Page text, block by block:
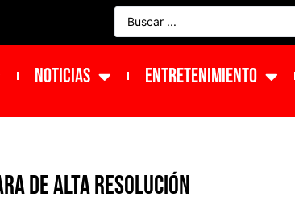
NOTICIAS ENTRETENIMIENTO
DE ALTA RESOLUCIÓN